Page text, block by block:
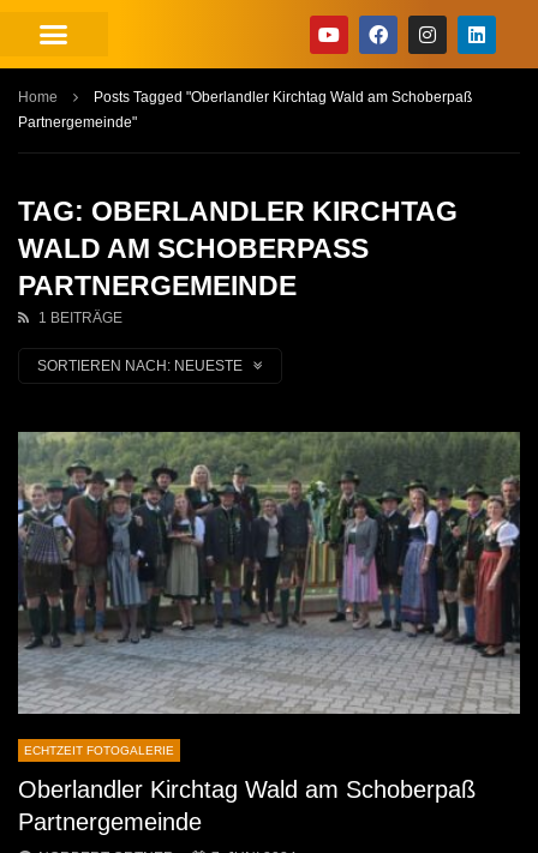
Home
Posts Tagged "Oberlandler Kirchtag Wald am Schoberpaß
Partnergemeinde"
TAG: OBERLANDLER KIRCHTAG
WALD AM SCHOBERPASS P
ARTNERGEMEINDE
1 BEITRÄGE
SORTIEREN NACH: NEUESTE
ECHTZEIT FOTOGALERIE
Oberlandler Kirchtag Wald am Schoberpaß
Partnergemeinde